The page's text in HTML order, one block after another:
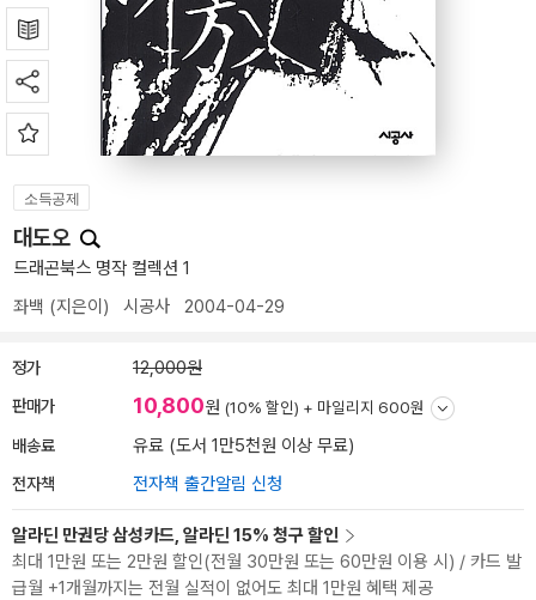
소득공제
대도오
드래곤북스 명작 컬렉션 1
좌백 (지은이) 시공사 2004-04-29
정가 12,000원
판매가 10,800원 (10% 할인) + 마일리지 600원
배송료 유료 (도서 1만5천원 이상 무료)
전자책 전자책 출간알림 신청
알라딘 만권당 삼성카드, 알라딘 15% 청구 할인
최대 1만원 또는 2만원 할인(전월 30만원 또는 60만원 이용 시) / 카드 발
급월 +1개월까지는 전월 실적이 없어도 최대 1만원 혜택 제공